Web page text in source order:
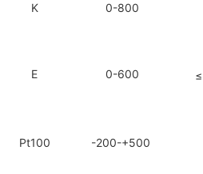
K 0-800
E 0-600
Pt100 -200-+500